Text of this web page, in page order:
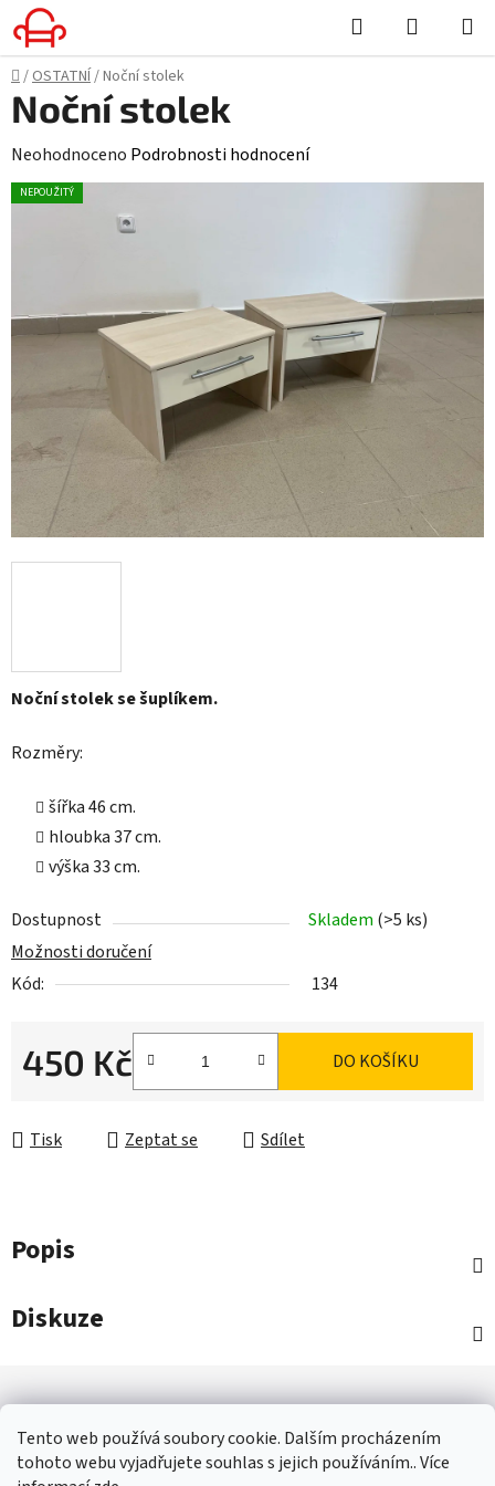
Tento web používá soubory cookie. Dalším procházením
tohoto webu vyjadřujete souhlas s jejich používáním.. Více
Přejít
na
obsah
Hledat
KOŠÍK
Domů
/OSTATNÍ/Noční stolek
Noční stolek se šuplíkem.
Rozměry:
šířka 46 cm.
hloubka 37 cm.
výška 33 cm.
Dostupnost Skladem (>5 ks)
Možnosti doručení
Kód:
134
450 Kč DO KOŠÍKU
Tisk Zeptat se Sdílet
Noční stolek
Průměrné
hodnocení
5
Neohodnoceno Podrobnosti hodnocení
NEPOUŽITÝ
Popis
Diskuze
á